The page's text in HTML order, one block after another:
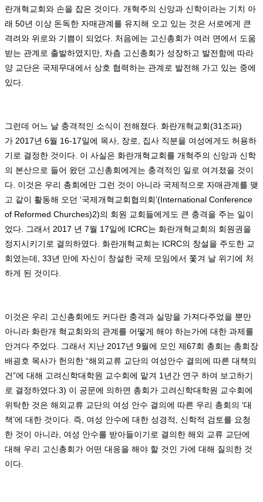
란개혁교회와 손을 잡은 것이다 개혁주의 신앙과 신학이라는 기치 아
래 50년 이상 돈독한 자매관계를 유지해 오고 있는 것은 서로에게 큰
격려와 위로와 기쁨이 되었다 처음에는 고신총회가 여러 면에서 도움
받는 관계로 출발하였지만 차츰 고신총회가 성장하고 발전함에 따라
양 교단은 국제무대에서 상호 협력하는 관계로 발전해 가고 있는 중에
있다
그런데 어느 날 충격적인 소식이 전해졌다 화란개혁교회(31 조파)
가 2017년 6월 16-17일에 목사 장로
집사 직분을 여성에게도 허용하
기로 결정한 것이다 이 사실은 화란개혁교회를 개혁주의 신앙과 신학
의 본산으로 들어 왔던 고신총회에게는 충격적인 일로 여겨졌을 것이
다 이것은 우리 총회에만 그런 것이 아니라 국제적으로 자매관계를 맺
고 같이 활동해 오던 ‘국제개혁교회협의회’(International Conference
of Reformed Churches)2)의 회원 교회들에게도 큰 충격을 주는 일이
었다
그래서 2017 년 7월 17일에 ICRC는 화란개혁교회의 회원권을
정지시키기로 결의하였다 화란개혁교회는 ICRC의 창설을 주도한 교
회였는데
, 33년 만에 자신이 창설한 국제 모임에서 쫓겨 날 위기에 처
하게 된 것이다
이것은 우리 고신총회에도 커다란 충격과 실망을 가져다주었을 뿐만
아니라 화란개 혁교회와의 관계를 어떻게 해야 하는가에 대한 과제를
안겨다 주었다
그래서 지난 2017년 9월에 모인 제67회 총회는 총회장
배굉호 목사가 헌의한 “해외교류 교단의 여성안수 결의에 따른 대책의
건”에 대해 고려신학대학원 교수회에 맡겨 1 년간 연구 하여 보고하기
로 결정하였다 .3) 이 공문에 의하면 총회가 고려신학대학원 교수회에
위탁한 것은 해외교류 교단의 여성 안수 결의에 따른 우리 총회의 ‘대
책’에 대한 것이다 즉 여성 안수에 대한 성경적
신학적 검토를 요청
한 것이 아니라 여성 안수를 받아들이기로 결의한 해외 교류 교단에
대해 우리 고신총회가 어떤 대응을 해야 할 것인 가에 대해 질의한 것
이다